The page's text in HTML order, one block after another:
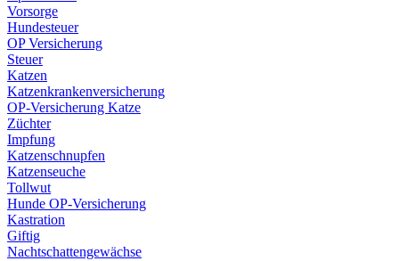
Vorsorge
Hundesteuer
OP Versicherung
Steuer
Katzen
Katzenkrankenversicherung
OP-Versicherung Katze
Züchter
Impfung
Katzenschnupfen
Katzenseuche
Tollwut
Hunde OP-Versicherung
Kastration
Giftig
Nachtschattengewächse